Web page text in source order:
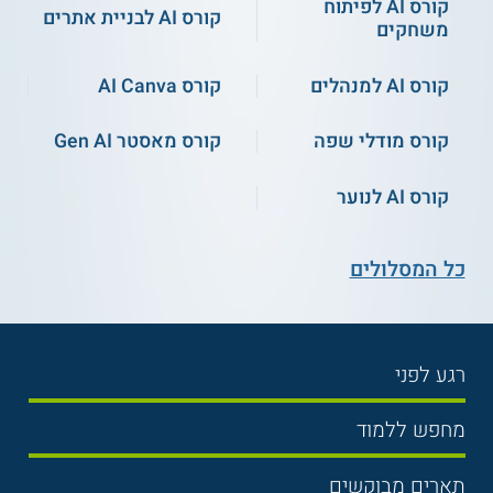
קורס AI לפיתוח
משחקים
קורס AI לבניית אתרים
קורס AI למנהלים
קורס AI Canva
קורס מודלי שפה
קורס מאסטר Gen AI
קורס AI לנוער
כל המסלולים
רגע לפני
בחירת לימודים
תנאי קבלה
מחפש ללמוד
תואר ראשון
תארים מבוקשים